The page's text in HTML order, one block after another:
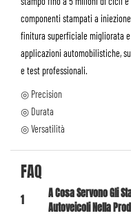
componenti stampati a
finitura superficiale migliorata
applicazioni automobilistiche,
e test professionali.
◎ Precision
◎ Durata
◎ Versatilità
FAQ
1
A Cosa Servono Gli
Autoveicoli Nella